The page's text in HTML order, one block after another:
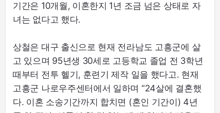
기간은 10개월, 이혼한지 1년 조금 넘은 상태로 자
녀는 없다고 했다.
상철은 대구 출신으로 현재 전라남도 고흥군에 살
고 있으며 95년생 30세로 고등학교 졸업 전 3학년
때부터 전투 헬기, 훈련기 제작 일을 했다고. 현재
고흥군 나로우주센터에서 일하며 “24살에 결혼했
다. 이혼 소송기간까지 합치면 (혼인 기간이) 4년